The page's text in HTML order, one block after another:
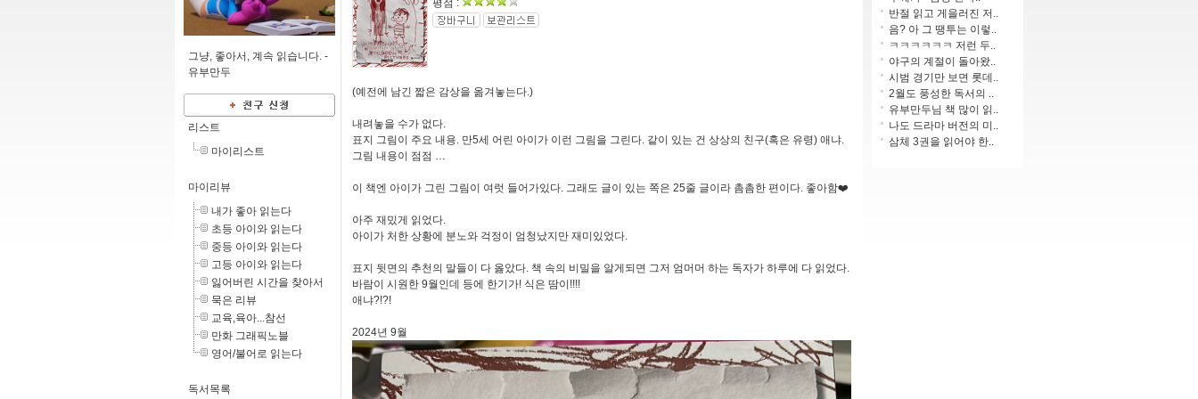
그냥, 좋아서, 계속 읽습니다. -
유부만두
리스트
마이리스트
마이리뷰
내가 좋아 읽는다
초등 아이와 읽는다
중등 아이와 읽는다
고등 아이와 읽는다
잃어버린 시간을 찾아서
묵은 리뷰
교육,육아...참선
만화 그래픽노블
영어/불어로 읽는다
독서목록
평점 :
(예전에 남긴 짧은 감상을 옮겨놓는다.)
내려놓을 수가 없다.
표지 그림이 주요 내용. 만5세 어린 아이가 이런 그림을 그린다. 같이 있는 건 상상의 친구(혹은 유령) 애냐.
그림 내용이 점점 …
이 책엔 아이가 그린 그림이 여럿 들어가있다. 그래도 글이 있는 쪽은 25줄 글이라 촘촘한 편이다. 좋아함❤️
아주 재밌게 읽었다.
아이가 처한 상황에 분노와 걱정이 엄청났지만 재미있었다.
표지 뒷면의 추천의 말들이 다 옳았다. 책 속의 비밀을 알게되면 그저 엄머머 하는 독자가 하루에 다 읽었다.
바람이 시원한 9월인데 등에 한기가! 식은 땀이!!!!
애냐?!?!
2024년 9월
반절 읽고 게을러진 저..
음? 아 그 땡투는 이렇..
ㅋㅋㅋㅋㅋㅋ 저런 두..
야구의 계절이 돌아왔..
시범 경기만 보면 롯데..
2월도 풍성한 독서의 ..
유부만두님 책 많이 읽..
나도 드라마 버전의 미..
삼체 3권을 읽어야 한..